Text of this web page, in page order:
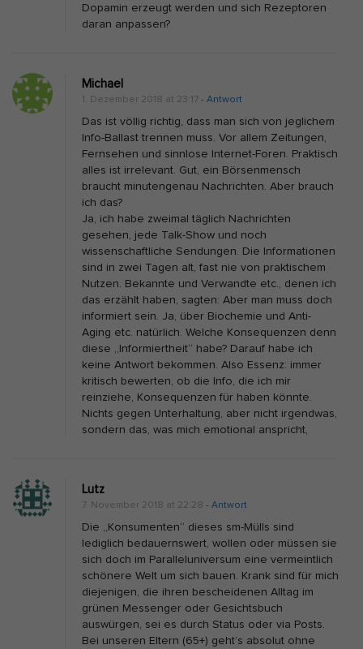
o
b
i
t
y
I
n
f
o
r
m
a
t
i
o
n
s
u
,
d
i
e
k
r
Dopamin erzeugt werden und sich Rezeptoren
daran anpassen?
Michael
1. Dezember 2018 at 23:17 - Antwort
Das ist völlig richtig, dass man sich von jeglichem
Info-Ballast trennen muss. Vor allem Zeitungen,
Fernsehen und sinnlose Internet-Foren. Praktisch
alles ist irrelevant. Gut, ein Börsenmensch
braucht minutengenau Nachrichten. Aber brauch
ich das?
Ja, ich habe zweimal täglich Nachrichten
gesehen, jede Talk-Show und noch
wissenschaftliche Sendungen. Die Informationen
sind in zwei Tagen alt, fast nie von praktischem
Nutzen. Bekannte und Verwandte etc., denen ich
das erzählt haben, sagten: Aber man muss doch
informiert sein. Ja, über Biochemie und Anti-
Aging etc. natürlich. Welche Konsequenzen denn
diese „Informiertheit“ habe? Darauf habe ich
keine Antwort bekommen. Also Essenz: immer
kritisch bewerten, ob die Info, die ich mir
reinziehe, Konsequenzen für haben könnte.
Nichts gegen Unterhaltung, aber nicht irgendwas,
sondern das, was mich emotional anspricht,
Lutz
7. November 2018 at 22:28 - Antwort
Die „Konsumenten“ dieses sm-Mülls sind
lediglich bedauernswert, wollen oder müssen sie
sich doch im Paralleluniversum eine vermeintlich
schönere Welt um sich bauen. Krank sind für mich
diejenigen, die ihren bescheidenen Alltag im
grünen Messenger oder Gesichtsbuch
auswürgen, sei es durch Status oder via Posts.
Bei unseren Eltern (65+) geht’s absolut ohne